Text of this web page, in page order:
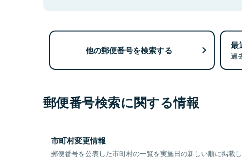
他の郵便番号を検索する 最
過
郵便番号検索に関する情報
市町村変更情報
郵便番号を公表した市町村の一覧を実施日の新しい順に掲載し